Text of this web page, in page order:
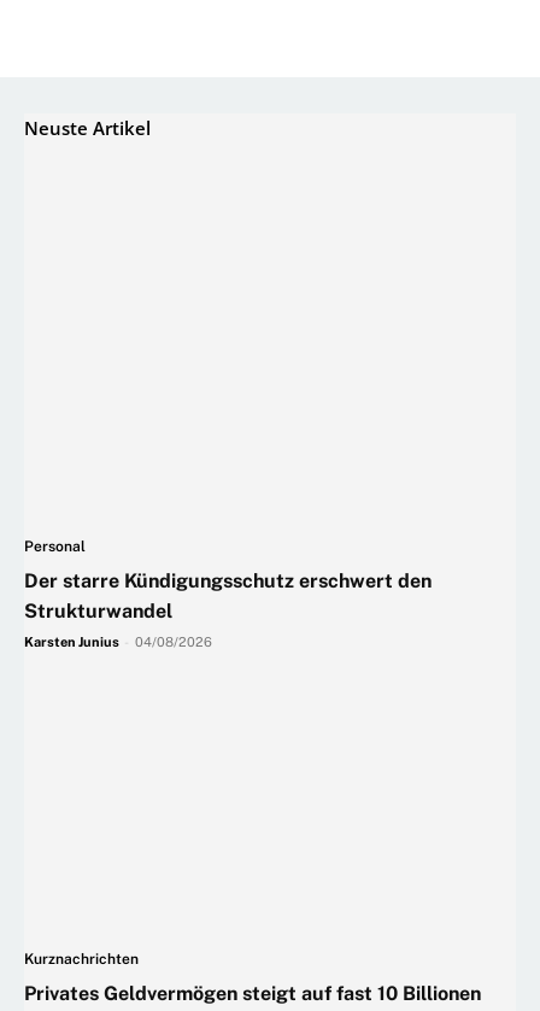
Neuste Artikel
Personal
Der starre Kündigungsschutz erschwert den
Strukturwandel
Karsten Junius 04/08/2026
Kurznachrichten
Privates Geldvermögen steigt auf fast 10 Billionen